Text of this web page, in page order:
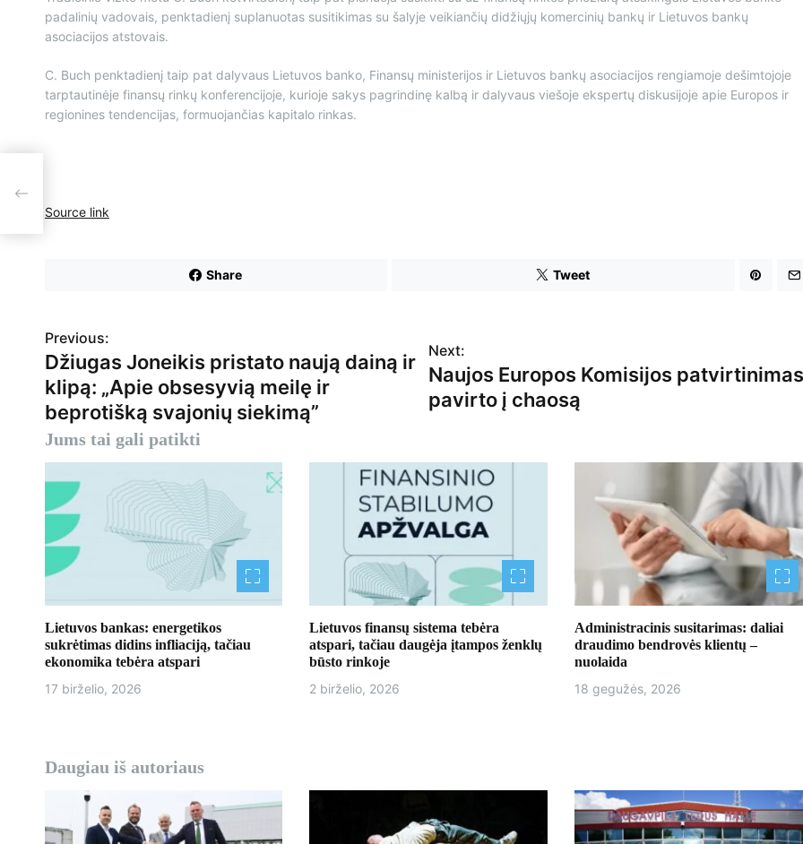
padalinių vadovais, penktadienį suplanuotas susitikimas su šalyje veikiančių didžiųjų komercinių bankų ir Lietuvos bankų
asociacijos atstovais.
C. Buch penktadienį taip pat dalyvaus Lietuvos banko, Finansų ministerijos ir Lietuvos bankų asociacijos rengiamoje dešimtojoje
tarptautinėje finansų rinkų konferencijoje, kurioje sakys pagrindinę kalbą ir dalyvaus viešoje ekspertų diskusijoje apie Europos ir
regionines tendencijas, formuojančias kapitalo rinkas.
Source link
Share Tweet
N
a
v
i
g
a
c
i
a
t
į
Previous:
Džiugas Joneikis pristato naują dainą ir
klipą: „Apie obsesyvią meilę ir
beprotišką svajonių siekimą”
Next:
Naujos Europos Komisijos patvirtinimas
pavirto į chaosą
Jums tai gali patikti
Lietuvos bankas: energetikos
sukrėtimas didins infliaciją, tačiau
ekonomika tebėra atspari
17 birželio, 2026
Lietuvos finansų sistema tebėra
atspari, tačiau daugėja įtampos ženklų
būsto rinkoje
2 birželio, 2026
Administracinis susitarimas: daliai
draudimo bendrovės klientų –
nuolaida
18 gegužės, 2026
Daugiau iš autoriaus